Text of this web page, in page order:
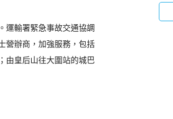
運輸署緊急事故交通協調
營辦商，加強服務，包括
由皇后山往大圍站的城巴